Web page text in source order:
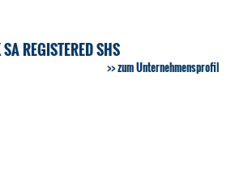
REGISTERED SHS
zum Unternehmensprofil